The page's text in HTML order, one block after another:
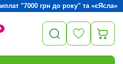
"7000 грн до року" та «єЯсла»